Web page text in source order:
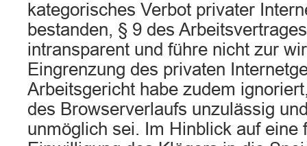
kategorisches Verbot privater
bestanden, § 9 des
intransparent und führe nicht zur
Eingrenzung des privaten
Arbeitsgericht habe zudem
des Browserverlaufs unzulässig
unmöglich sei. Im Hinblick auf eine